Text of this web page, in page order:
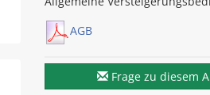
AGB
Frage zu diesem